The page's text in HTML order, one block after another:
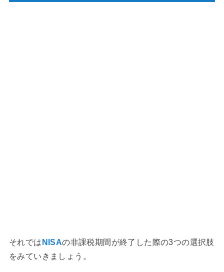
それでは NISAの非課税期間が終了した際の3つの選択肢
をみていきましょう。